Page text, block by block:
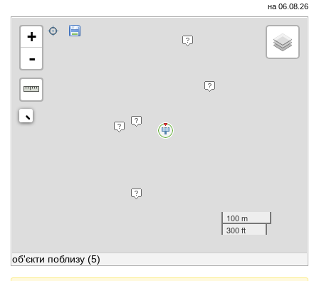
на 06.08.26
+
-
100 m
300 ft
об'єкти поблизу (5)